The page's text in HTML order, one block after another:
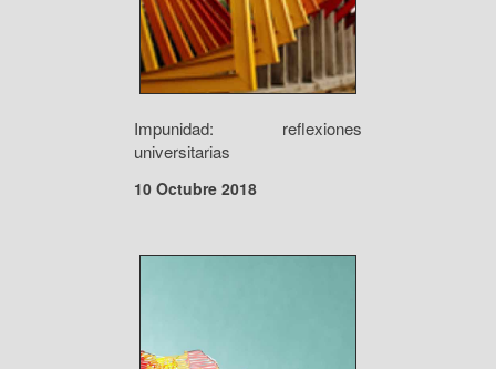
Impunidad: reflexiones
universitarias
10 Octubre 2018